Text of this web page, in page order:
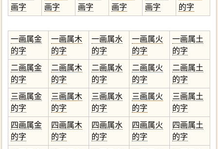
画字
画字
画字
画字
画字
的字
一画属金
的字
一画属木
的字
一画属水
的字
一画属火
的字
一画属土
的字
二画属金
的字
二画属木
的字
二画属水
的字
二画属火
的字
二画属土
的字
三画属金
的字
三画属木
的字
三画属水
的字
三画属火
的字
三画属土
的字
四画属金
的字
四画属木
的字
四画属水
的字
四画属火
的字
四画属土
的字